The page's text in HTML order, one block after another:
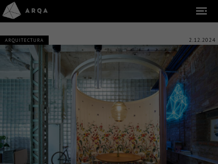
ARQUITECTURA 2.12.2024